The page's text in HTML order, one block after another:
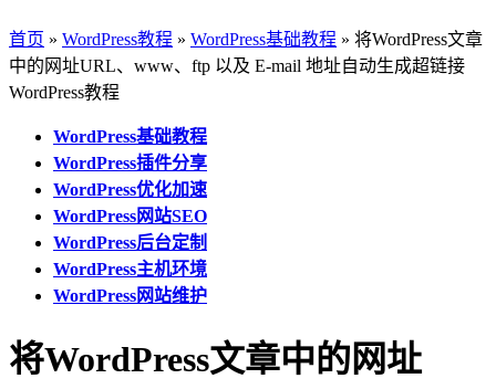
首页 » WordPress教程 » WordPress基础教程 » 将WordPress文章
中的网址URL、www、ftp 以及 E-mail 地址自动生成超链接
WordPress教程
WordPress基础教程
WordPress插件分享
WordPress优化加速
WordPress网站SEO
WordPress后台定制
WordPress主机环境
WordPress网站维护
将WordPress文章中的网址